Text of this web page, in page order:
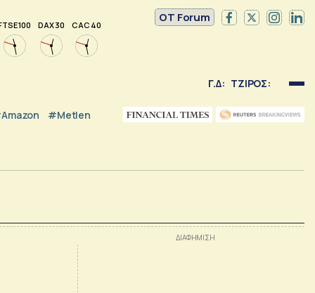
100 DAX 30 CAC 40
OT Forum
Γ.Δ: ΤΖΙΡΟΣ:
#Metlen